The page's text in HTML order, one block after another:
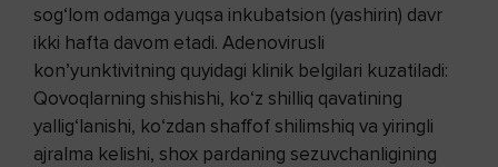
sog‘lom odamga yuqsa inkubatsion (yashirin) davr
ikki hafta davom etadi. Adenovirusli
kon’yunktivitning quyidagi klinik belgilari kuzatiladi:
Qovoqlarning shishishi, ko‘z shilliq qavatining
yallig‘lanishi, ko‘zdan shaffof shilimshiq va yiringli
ajralma kelishi, shox pardaning sezuvchanligining